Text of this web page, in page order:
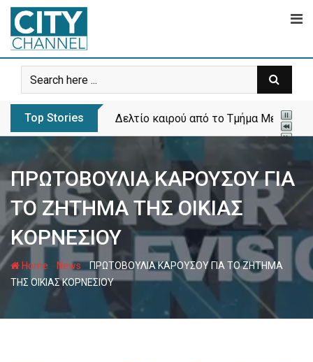
Skip
content
Top Stories Το πρώτο πάρκο σκύλων ανοίγει στα
ΠΡΩΤΟΒΟΥΛΙΑ ΚΑΡΟΥΣΟΥ ΓΙΑ
ΤΟ ΖΗΤΗΜΑ ΤΗΣ ΟΙΚΙΑΣ
ΚΟΡΝΕΣΙΟΥ
Home - News-ΠΡΩΤΟΒΟΥΛΙΑ ΚΑΡΟΥΣΟΥ ΓΙΑ ΤΟ ΖΗΤΗΜΑ
ΤΗΣ ΟΙΚΙΑΣ ΚΟΡΝΕΣΙΟΥ